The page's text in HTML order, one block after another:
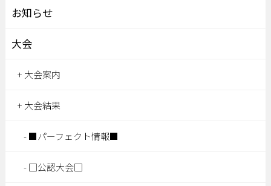
お知らせ
大会
大会案内
大会結果
■パーフェクト情報■
□公認大会□